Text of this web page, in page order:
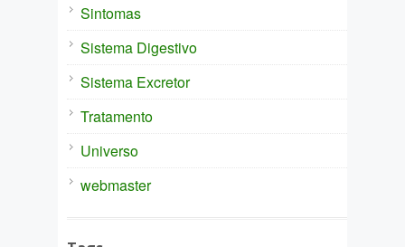
Sintomas
Sistema Digestivo
Sistema Excretor
Tratamento
Universo
webmaster